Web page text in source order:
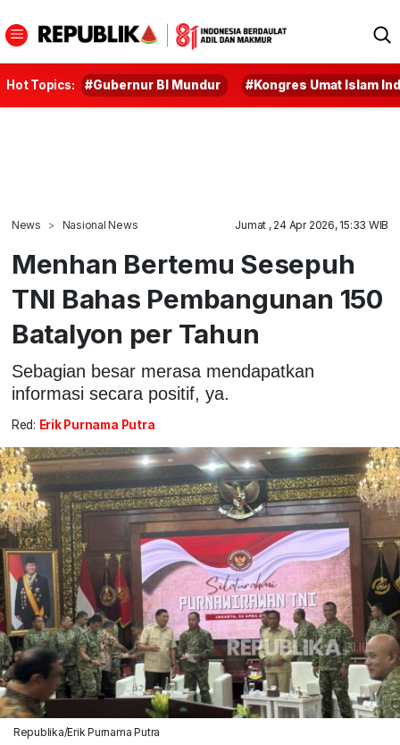
Hot Topics: #Gubernur BI Mundur #Kongres Umat Islam
News Nasional News Jumat , 24 Apr 2026, 15:33 WIB
Menhan Bertemu Sesepuh
TNI Bahas Pembangunan 150
Batalyon per Tahun
Sebagian besar merasa mendapatkan
informasi secara positif, ya.
Red: Erik Purnama Putra
Republika/Erik Purnama Putra